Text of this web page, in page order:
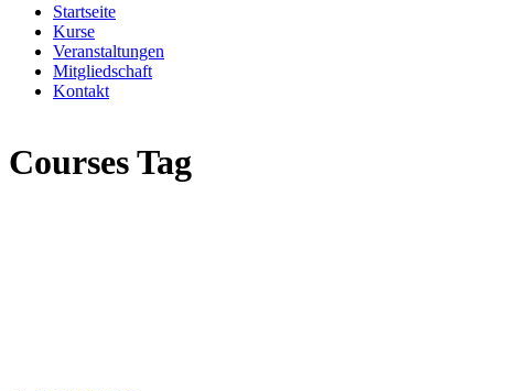
Startseite
Kurse
Veranstaltungen
Mitgliedschaft
Kontakt
Courses Tag